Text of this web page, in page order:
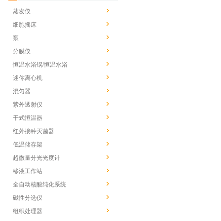
蒸发仪
细胞摇床
泵
分膜仪
恒温水浴锅/恒温水浴
迷你离心机
混匀器
紫外透射仪
干式恒温器
红外接种灭菌器
低温储存架
超微量分光光度计
移液工作站
全自动核酸纯化系统
磁性分选仪
组织处理器